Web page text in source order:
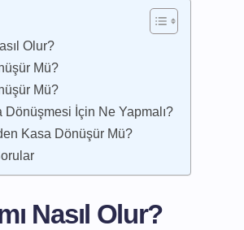
Olur?
Mü?
Mü?
Dönüşmesi İçin Ne Yapmalı?
Kasa Dönüşür Mü?
Nasıl Olur?